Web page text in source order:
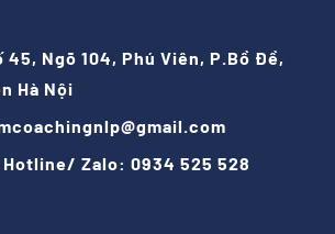
Ngõ 104, Phú Viên, P.Bồ Đề,
Hà Nội
Hotline/ Zalo: 0934 525 528